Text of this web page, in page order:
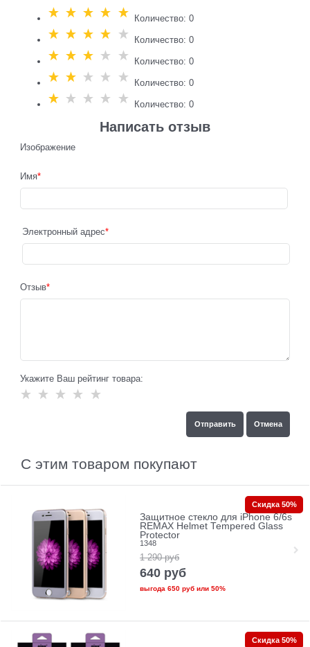
Количество: 0
Количество: 0
Количество: 0
Количество: 0
Количество: 0
Написать отзыв
Изображение
Имя
Электронный адрес
Отзыв
Укажите Ваш рейтинг товара:
С этим товаром покупают
Защитное стекло для iPhone 6/6s
REMAX Helmet Tempered Glass
Protector
1348
1 290 руб
640 руб
выгода 650 рубили 50%
Скидка 50%
Скидка 50%